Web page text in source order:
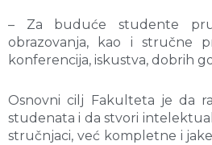
– Za buduće studente
obrazovanja, kao i stručne
konferencija, iskustva, dobrih
Osnovni cilj Fakulteta je da
studenata i da stvori
stručnjaci, već kompletne i